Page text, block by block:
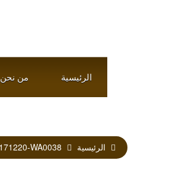
الرئيسية من نحن
الرئيسية